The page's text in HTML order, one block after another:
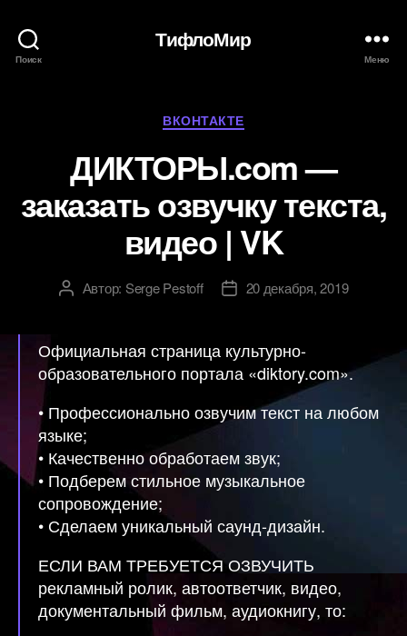
Поиск
ТифлоМир
Меню
Рубрики
ВКОНТАКТЕ
ДИКТОРЫ.com —
заказать озвучку текста,
видео | VK
АвторАвтор: Serge Pestoff
Дата20 декабря, 2019
Официальная страница культурно-
образовательного портала «diktory.com».
• Профессионально озвучим текст на любом
языке;
• Качественно обработаем звук;
• Подберем стильное музыкальное
сопровождение;
• Сделаем уникальный саунд-дизайн.
ЕСЛИ ВАМ ТРЕБУЕТСЯ ОЗВУЧИТЬ
рекламный ролик, автоответчик, видео,
документальный фильм, аудиокнигу, то: